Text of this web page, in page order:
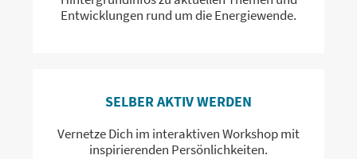
Entwicklungen rund um die Energiewende.
SELBER AKTIV WERDEN
Vernetze Dich im interaktiven Workshop mit
inspirierenden Persönlichkeiten.